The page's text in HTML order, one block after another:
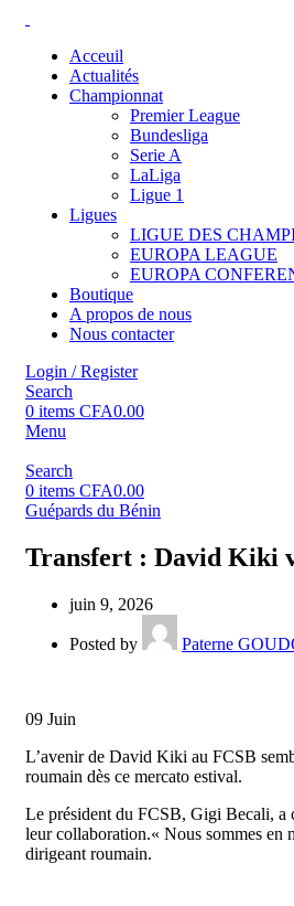
Acceuil
Actualités
Championnat
Premier League
Bundesliga
Serie A
LaLiga
Ligue 1
Ligues
LIGUE DES
EUROPA LEAGUE
EUROPA
Boutique
A propos de nous
Nous contacter
Login / Register
Search
0 items CFA0.00
Menu
Search
0 items CFA0.00
Guépards du Bénin
Transfert : David Kiki
juin 9, 2026
Posted by Paterne
09 Juin
L’avenir de David Kiki au FCSB
roumain dès ce mercato estival.
Le président du FCSB, Gigi Becali, a
leur collaboration.« Nous sommes
dirigeant roumain.